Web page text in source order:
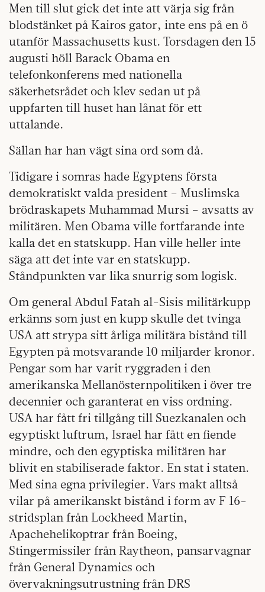
Men till slut gick det inte att värja sig från
blodstänket på Kairos gator, inte ens på en ö
utanför Massachusetts kust. Torsdagen den 15
augusti höll Barack Obama en
telefonkonferens med nationella
säkerhetsrådet och klev sedan ut på
uppfarten till huset han lånat för ett
uttalande.
Sällan har han vägt sina ord som då.
Tidigare i somras hade Egyptens första
demokratiskt valda president – Muslimska
brödraskapets Muhammad Mursi – avsatts av
militären. Men Obama ville fortfarande inte
kalla det en statskupp. Han ville heller inte
säga att det inte var en statskupp.
Ståndpunkten var lika snurrig som logisk.
Om general Abdul Fatah al-Sisis militärkupp
erkänns som just en kupp skulle det tvinga
USA att strypa sitt årliga militära bistånd till
Egypten på motsvarande 10 miljarder kronor.
Pengar som har varit ryggraden i den
amerikanska Mellanösternpolitiken i över tre
decennier och garanterat en viss ordning.
USA har fått fri tillgång till Suezkanalen och
egyptiskt luftrum, Israel har fått en fiende
mindre, och den egyptiska militären har
blivit en stabiliserade faktor. En stat i staten.
Med sina egna privilegier. Vars makt alltså
vilar på amerikanskt bistånd i form av F 16-
stridsplan från Lockheed Martin,
Apachehelikoptrar från Boeing,
Stingermissiler från Raytheon, pansarvagnar
från General Dynamics och
övervakningsutrustning från DRS